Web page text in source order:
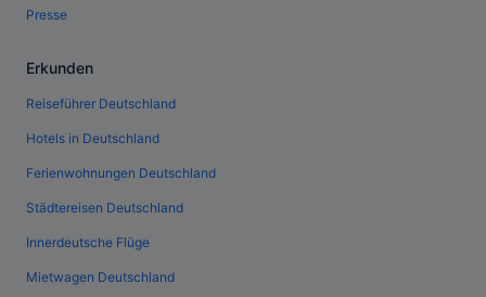
Presse
Erkunden
Reiseführer Deutschland
Hotels in Deutschland
Ferienwohnungen Deutschland
Städtereisen Deutschland
Innerdeutsche Flüge
Mietwagen Deutschland